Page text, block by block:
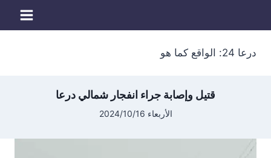
درعا 24: الواقع كما هو
قتيل وإصابة جراء انفجار شمالي درعا
الأربعاء 2024/10/16